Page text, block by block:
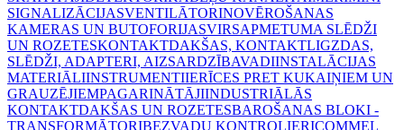
SIGNALIZĀCIJASVENTILĀTORINOVĒROŠANAS
KAMERAS UN BUTOFORIJASVIRSAPMETUMA SLĒDŽI
UN ROZETESKONTAKTDAKŠAS, KONTAKTLIGZDAS,
SLĒDŽI, ADAPTERI, AIZSARDZĪBAVADIINSTALĀCIJAS
MATERIĀLIINSTRUMENTIIERĪCES PRET KUKAIŅIEM UN
GRAUZĒJIEMPAGARINĀTĀJIINDUSTRIĀLĀS
KONTAKTDAKŠAS UN ROZETESBAROŠANAS BLOKI -
TRANSFORMĀTORIBEZVADU KONTROLIERICOMMEL